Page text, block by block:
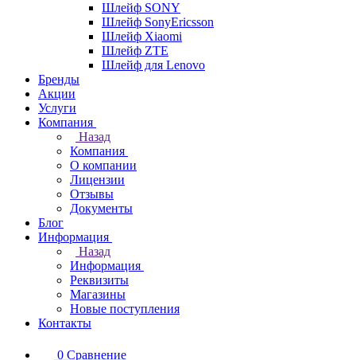
Шлейф SONY
Шлейф SonyEricsson
Шлейф Xiaomi
Шлейф ZTE
Шлейф для Lenovo
Бренды
Акции
Услуги
Компания
Назад
Компания
О компании
Лицензии
Отзывы
Документы
Блог
Информация
Назад
Информация
Реквизиты
Магазины
Новые поступления
Контакты
0 Сравнение